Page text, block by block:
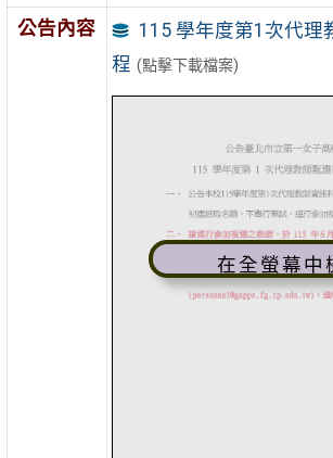
公告內容
115 學年度第1次代理
程 (點擊下載檔案)
在全螢幕中